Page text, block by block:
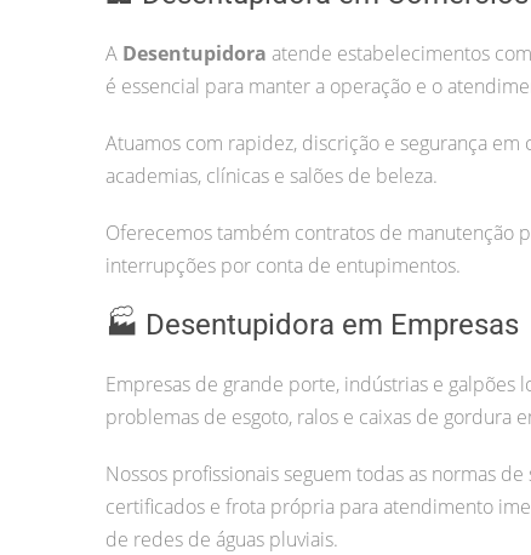
A Desentupidora atende estabelecimentos
é essencial para manter a operação e o
Atuamos com rapidez, discrição e segurança
academias, clínicas e salões de beleza.
Oferecemos também contratos de manutenção
interrupções por conta de entupimentos.
🏭 Desentupidora em Empresas
Empresas de grande porte, indústrias e galpões
problemas de esgoto, ralos e caixas de gordura
Nossos profissionais seguem todas as normas
certificados e frota própria para atendimento
de redes de águas pluviais.